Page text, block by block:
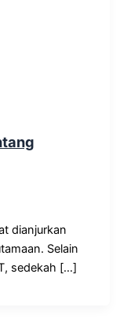
dianjurkan
Selain
sedekah […]